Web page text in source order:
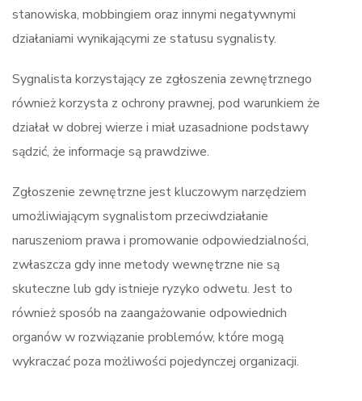
stanowiska, mobbingiem oraz innymi negatywnymi
działaniami wynikającymi ze statusu sygnalisty.
Sygnalista korzystający ze zgłoszenia zewnętrznego
również korzysta z ochrony prawnej, pod warunkiem że
działał w dobrej wierze i miał uzasadnione podstawy
sądzić, że informacje są prawdziwe.
Zgłoszenie zewnętrzne jest kluczowym narzędziem
umożliwiającym sygnalistom przeciwdziałanie
naruszeniom prawa i promowanie odpowiedzialności,
zwłaszcza gdy inne metody wewnętrzne nie są
skuteczne lub gdy istnieje ryzyko odwetu. Jest to
również sposób na zaangażowanie odpowiednich
organów w rozwiązanie problemów, które mogą
wykraczać poza możliwości pojedynczej organizacji.